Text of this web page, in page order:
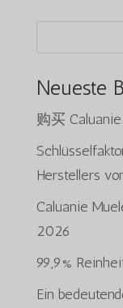
Neueste
购买
Herstellers
Caluanie
2026
99,9%
Ein